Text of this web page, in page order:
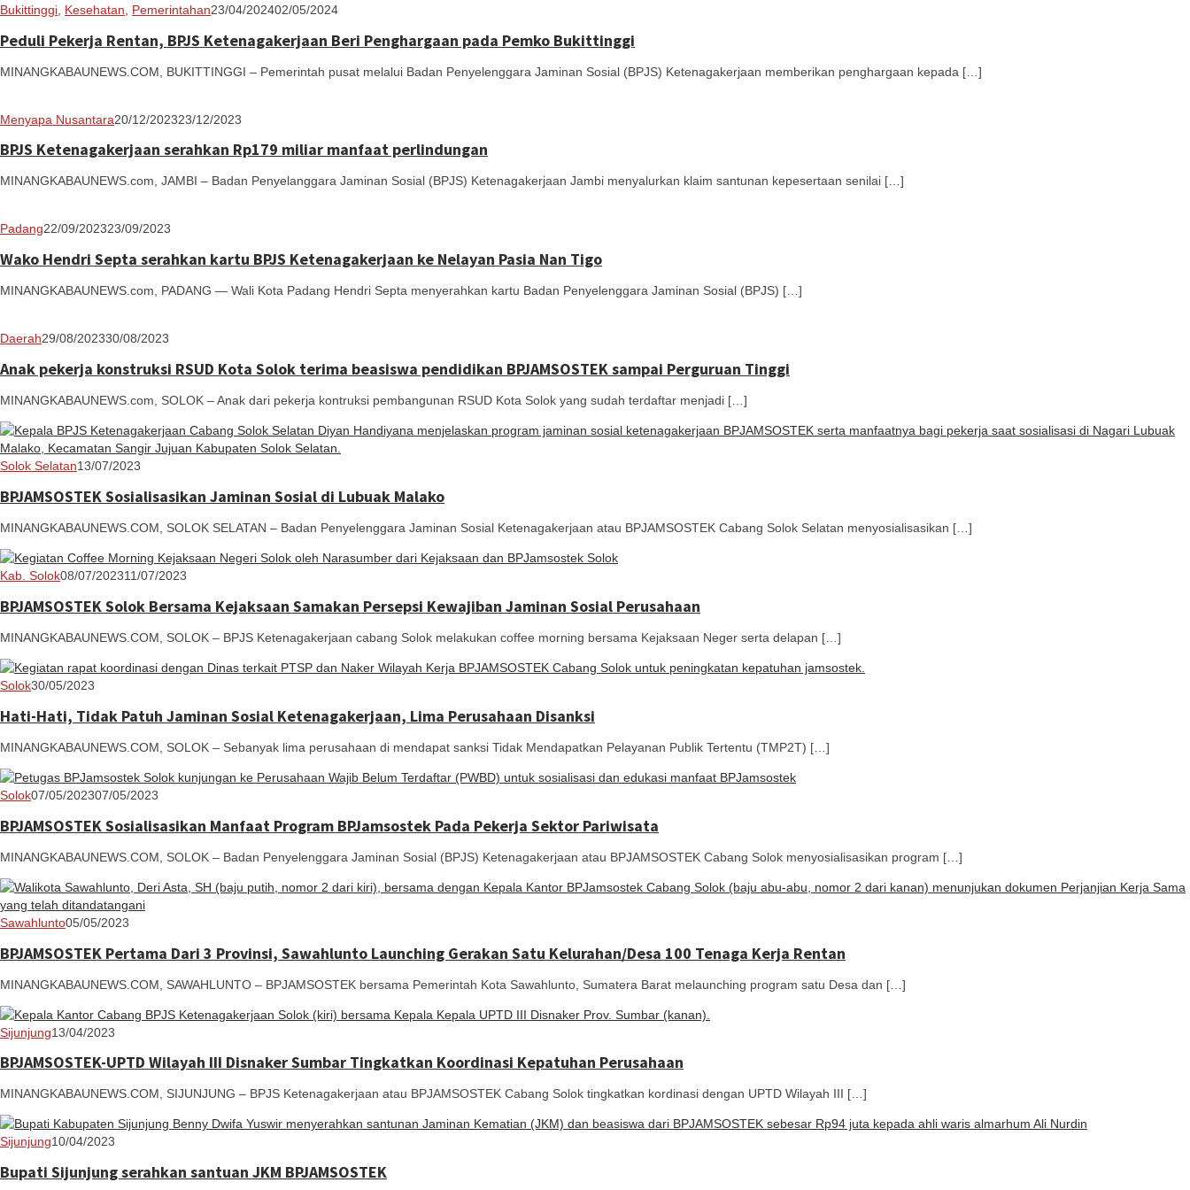
Bukittinggi Kesehatan PemerintahanRedaksi
23/04/202402/05/2024
Peduli Pekerja Rentan, BPJS Ketenagakerjaan Beri Penghargaan pada Pemko Bukittinggi
MINANGKABAUNEWS.COM, BUKITTINGGI – Pemerintah pusat melalui Badan Penyelenggara Jaminan Sosial (BPJS) Ketenagakerjaan memberikan penghargaan kepada […]
Menyapa NusantaraRedaksi
20/12/202323/12/2023
BPJS Ketenagakerjaan serahkan Rp179 miliar manfaat perlindungan
MINANGKABAUNEWS.com, JAMBI – Badan Penyelanggara Jaminan Sosial (BPJS) Ketenagakerjaan Jambi menyalurkan klaim santunan kepesertaan senilai […]
PadangRedaksi
22/09/202323/09/2023
Wako Hendri Septa serahkan kartu BPJS Ketenagakerjaan ke Nelayan Pasia Nan Tigo
MINANGKABAUNEWS.com, PADANG — Wali Kota Padang Hendri Septa menyerahkan kartu Badan Penyelenggara Jaminan Sosial (BPJS) […]
DaerahRedaksi
29/08/202330/08/2023
Anak pekerja konstruksi RSUD Kota Solok terima beasiswa pendidikan BPJAMSOSTEK sampai Perguruan Tinggi
MINANGKABAUNEWS.com, SOLOK – Anak dari pekerja kontruksi pembangunan RSUD Kota Solok yang sudah terdaftar menjadi […]
Solok SelatanRedaksi
13/07/2023
BPJAMSOSTEK Sosialisasikan Jaminan Sosial di Lubuak Malako
MINANGKABAUNEWS.COM, SOLOK SELATAN – Badan Penyelenggara Jaminan Sosial Ketenagakerjaan atau BPJAMSOSTEK Cabang Solok Selatan menyosialisasikan […]
Kab. SolokRedaksi
08/07/202311/07/2023
BPJAMSOSTEK Solok Bersama Kejaksaan Samakan Persepsi Kewajiban Jaminan Sosial Perusahaan
MINANGKABAUNEWS.COM, SOLOK – BPJS Ketenagakerjaan cabang Solok melakukan coffee morning bersama Kejaksaan Neger serta delapan […]
SolokRedaksi
30/05/2023
Hati-Hati, Tidak Patuh Jaminan Sosial Ketenagakerjaan, Lima Perusahaan Disanksi
MINANGKABAUNEWS.COM, SOLOK – Sebanyak lima perusahaan di mendapat sanksi Tidak Mendapatkan Pelayanan Publik Tertentu (TMP2T) […]
SolokRedaksi
07/05/202307/05/2023
BPJAMSOSTEK Sosialisasikan Manfaat Program BPJamsostek Pada Pekerja Sektor Pariwisata
MINANGKABAUNEWS.COM, SOLOK – Badan Penyelenggara Jaminan Sosial (BPJS) Ketenagakerjaan atau BPJAMSOSTEK Cabang Solok menyosialisasikan program […]
SawahluntoRedaksi
05/05/2023
BPJAMSOSTEK Pertama Dari 3 Provinsi, Sawahlunto Launching Gerakan Satu Kelurahan/Desa 100 Tenaga Kerja Rentan
MINANGKABAUNEWS.COM, SAWAHLUNTO – BPJAMSOSTEK bersama Pemerintah Kota Sawahlunto, Sumatera Barat melaunching program satu Desa dan […]
SijunjungRedaksi
13/04/2023
BPJAMSOSTEK-UPTD Wilayah III Disnaker Sumbar Tingkatkan Koordinasi Kepatuhan Perusahaan
MINANGKABAUNEWS.COM, SIJUNJUNG – BPJS Ketenagakerjaan atau BPJAMSOSTEK Cabang Solok tingkatkan kordinasi dengan UPTD Wilayah III […]
SijunjungRedaksi
10/04/2023
Bupati Sijunjung serahkan santuan JKM BPJAMSOSTEK